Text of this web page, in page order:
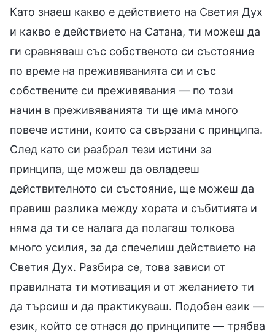
Като знаеш какво е действието на Светия Дух
и какво е действието на Сатана, ти можеш да
ги сравняваш със собственото си състояние
по време на преживяванията си и със
собствените си преживявания — по този
начин в преживяванията ти ще има много
повече истини, които са свързани с принципа.
След като си разбрал тези истини за
принципа, ще можеш да овладееш
действителното си състояние, ще можеш да
правиш разлика между хората и събитията и
няма да ти се налага да полагаш толкова
много усилия, за да спечелиш действието на
Светия Дух. Разбира се, това зависи от
правилната ти мотивация и от желанието ти
да търсиш и да практикуваш. Подобен език —
език, който се отнася до принципите — трябва